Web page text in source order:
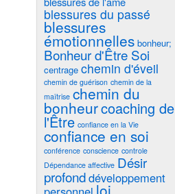
blessures du passé
blessures
émotionnelles bonheur;
Bonheur d'Être Soi
centrage chemin d'éveil
chemin de guérison chemin de la
maîtrise chemin du
bonheurcoaching de
l'Être confiance en la Vie
confiance en soi
conférence conscience controle
Dépendance affective Désir
profonddéveloppement
loi